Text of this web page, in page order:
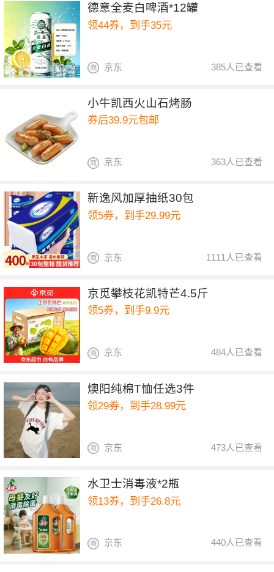
德意全麦白啤酒*12罐
领44券，到手35元
385人已查看
京东
小牛凯西火山石烤肠
券后39.9元包邮
363人已查看
京东
新逸风加厚抽纸30包
领5券，到手29.99元
1111人已查看
京东
京觅攀枝花凯特芒4.5斤
领5券，到手9.9元
484人已查看
京东
燠阳纯棉T恤任选3件
领29券，到手28.99元
473人已查看
京东
水卫士消毒液*2瓶
领13券，到手26.8元
440人已查看
京东